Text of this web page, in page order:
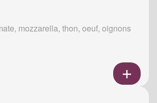
mozzarella, thon, oeuf, oignons